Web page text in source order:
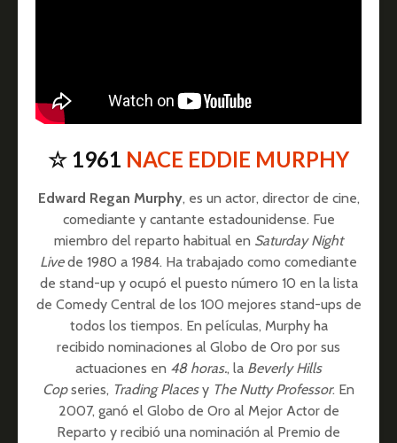
☆ 1961 NACE EDDIE MURPHY
Edward Regan Murphy, es un actor, director de cine,
comediante y cantante estadounidense. Fue
miembro del reparto habitual en Saturday Night
Livede 1980 a 1984. Ha trabajado como comediante
de stand-up y ocupó el puesto número 10 en la lista
de Comedy Central de los 100 mejores stand-ups de
todos los tiempos. En películas, Murphy ha
recibido nominaciones al Globo de Oro por sus
actuaciones en 48 horas., la Beverly Hills
Copseries, Trading Placesy The Nutty Professor. En
2007, ganó el Globo de Oro al Mejor Actor de
Reparto y recibió una nominación al Premio de